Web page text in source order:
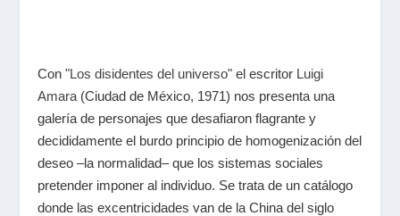
Con "Los disidentes del universo" el escritor Luigi
Amara (Ciudad de México, 1971) nos presenta una
galería de personajes que desafiaron flagrante y
decididamente el burdo principio de homogenización del
deseo –la normalidad– que los sistemas sociales
pretender imponer al individuo. Se trata de un catálogo
donde las excentricidades van de la China del siglo